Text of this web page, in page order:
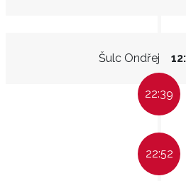
Šulc Ondřej
22:39
22:52